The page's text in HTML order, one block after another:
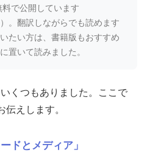
で公開しています
。翻訳しながらでも読めます
たい方は、書籍版もおすすめ
置いて読みました。
くつもありました。ここで
えします。
ドとメディア」